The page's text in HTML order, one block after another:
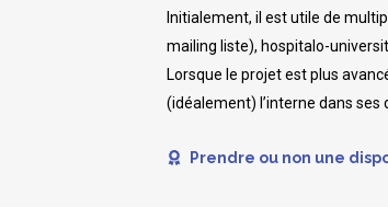
Initialement, il est utile de
mailing liste), hospitalo-
Lorsque le projet est plus
(idéalement) l’interne dans
Prendre ou non une